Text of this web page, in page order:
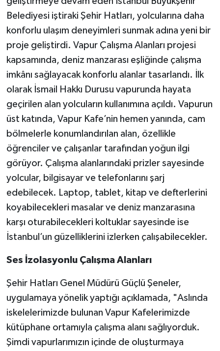
Belediyesi iştiraki Şehir Hatları, yolcularına daha
konforlu ulaşım deneyimleri sunmak adına yeni bir
proje geliştirdi. Vapur Çalışma Alanları projesi
kapsamında, deniz manzarası eşliğinde çalışma
imkânı sağlayacak konforlu alanlar tasarlandı. İlk
olarak İsmail Hakkı Durusu vapurunda hayata
geçirilen alan yolcuların kullanımına açıldı. Vapurun
üst katında, Vapur Kafe’nin hemen yanında, cam
bölmelerle konumlandırılan alan, özellikle
öğrenciler ve çalışanlar tarafından yoğun ilgi
görüyor. Çalışma alanlarındaki prizler sayesinde
yolcular, bilgisayar ve telefonlarını şarj
edebilecek. Laptop, tablet, kitap ve defterlerini
koyabilecekleri masalar ve deniz manzarasına
karşı oturabilecekleri koltuklar sayesinde ise
İstanbul’un güzelliklerini izlerken çalışabilecekler.
Ses İzolasyonlu Çalışma Alanları
Şehir Hatları Genel Müdürü Güçlü Şeneler,
uygulamaya yönelik yaptığı açıklamada, "Aslında
iskelelerimizde bulunan Vapur Kafelerimizde
kütüphane ortamıyla çalışma alanı sağlıyorduk.
Şimdi vapurlarımızın içinde de oluşturmaya